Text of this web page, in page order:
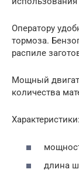
Оператору
тормоза.
распиле
Мощный
количества
Характеристики:
длина